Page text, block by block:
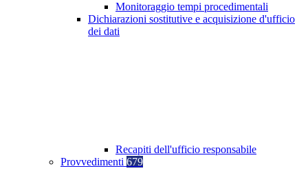
Monitoraggio tempi procedimentali
Dichiarazioni sostitutive e acquisizione d'ufficio
dei dati
Recapiti dell'ufficio responsabile
Provvedimenti 679